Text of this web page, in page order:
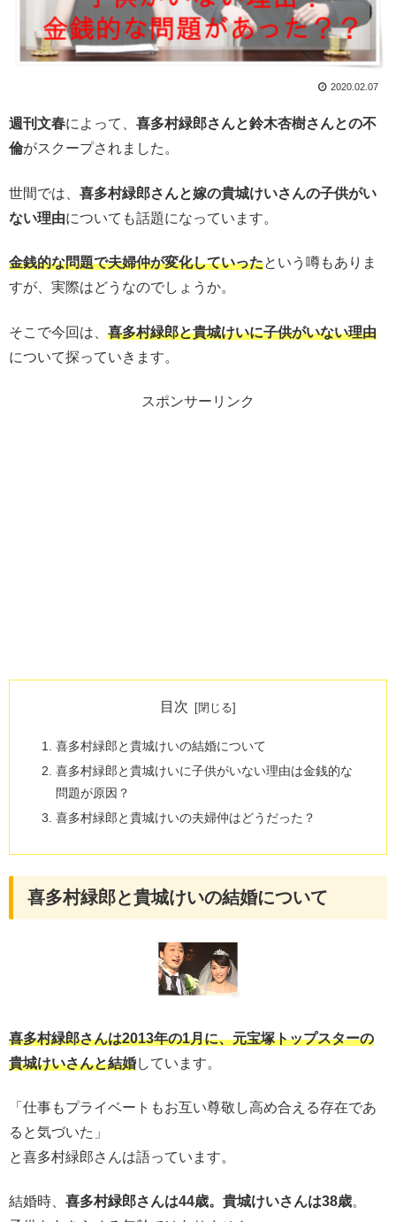
2020.02.07
週刊文春によって、 喜多村緑郎さんと鈴木杏樹さんとの不
倫がスクープされました。
世間では、 喜多村緑郎さんと嫁の貴城けいさんの子供がい
ない理由についても話題になっています。
金銭的な問題で夫婦仲が変化していったという噂もありま
すが、実際はどうなのでしょうか。
そこで今回は、 喜多村緑郎と貴城けいに子供がいない理由
について探っていきます。
スポンサーリンク
目次
喜多村緑郎と貴城けいの結婚について
喜多村緑郎と貴城けいに子供がいない理由は金銭的な
問題が原因？
喜多村緑郎と貴城けいの夫婦仲はどうだった？
喜多村緑郎と貴城けいの結婚について
喜多村緑郎さんは2013年の1月に、元宝塚トップスターの
貴城けいさんと結婚しています。
「仕事もプライベートもお互い尊敬し高め合える存在であ
ると気づいた」
と喜多村緑郎さんは語っています。
結婚時、 喜多村緑郎さんは44歳。貴城けいさんは38歳。